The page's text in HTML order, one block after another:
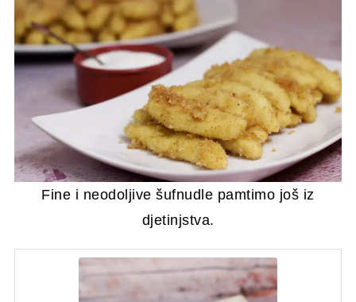
Fine i neodoljive šufnudle pamtimo još iz
djetinjstva.